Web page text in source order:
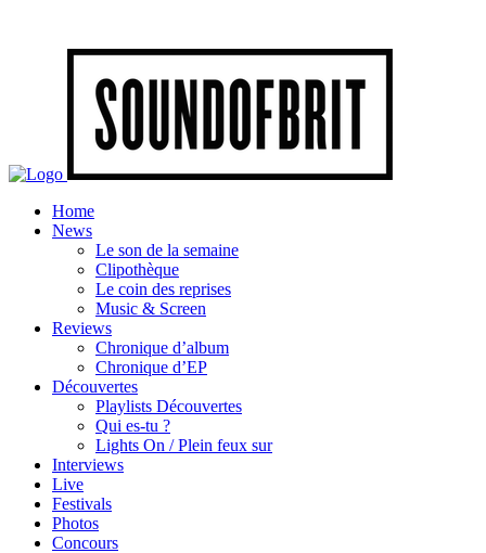
Home
News
Le son de la semaine
Clipothèque
Le coin des reprises
Music & Screen
Reviews
Chronique d’album
Chronique d’EP
Découvertes
Playlists Découvertes
Qui es-tu ?
Lights On / Plein feux sur
Interviews
Live
Festivals
Photos
Concours